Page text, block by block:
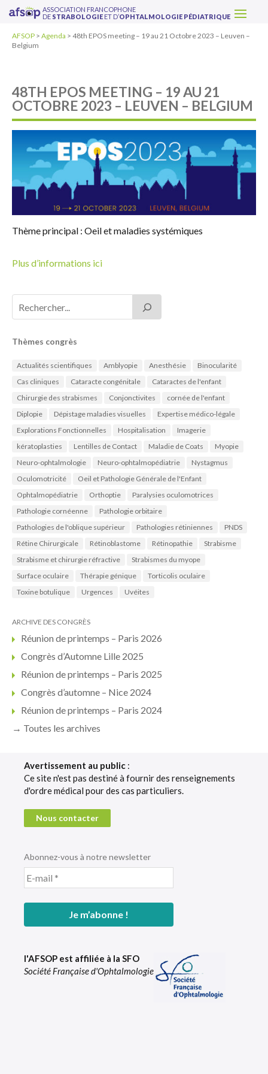
ASSOCIATION FRANCOPHONE
DE STRABOLOGIE ET D’OPHTALMOLOGIE PÉDIATRIQUE
AFSOP > Agenda > 48th EPOS meeting – 19 au 21 Octobre 2023 – Leuven –
Belgium
48TH EPOS MEETING – 19 AU 21
OCTOBRE 2023 – LEUVEN – BELGIUM
Thème principal : Oeil et maladies systémiques
Plus d’informations ici
Thèmes congrès
Actualités scientifiques Amblyopie Anesthésie
Binocularité
Cas cliniques
Cataracte congénitale
Cataractes de l'enfant
Chirurgie des strabismes
Conjonctivites
cornée de l'enfant
Diplopie
Dépistage maladies visuelles
Expertise médico-légale
Explorations Fonctionnelles
Hospitalisation
Imagerie
kératoplasties
Lentilles de Contact Maladie de Coats
Myopie
Neuro-ophtalmologie
Neuro-ophtalmopédiatrie
Nystagmus
Oculomotricité
Oeil et Pathologie Générale de l'Enfant
Ophtalmopédiatrie
Orthoptie
Paralysies oculomotrices
Pathologie cornéenne
Pathologie orbitaire
Pathologies de l'oblique supérieur
Pathologies rétiniennes
PNDS
Rétine Chirurgicale
Rétinoblastome Rétinopathie
Strabisme
Strabisme et chirurgie réfractive
Strabismes du myope
Surface oculaire
Thérapie génique
Torticolis oculaire
Toxine botulique
Urgences Uvéites
ARCHIVE DES CONGRÈS
Réunion de printemps – Paris 2026
Congrès d’Automne Lille 2025
Réunion de printemps – Paris 2025
Congrès d’automne – Nice 2024
Réunion de printemps – Paris 2024
→ Toutes les archives
Avertissement au public :
Ce site n'est pas destiné à fournir des renseignements
d'ordre médical pour des cas particuliers.
Nous contacter
Abonnez-vous à notre newsletter
l'AFSOP est affiliée à la SFO
Société Française d'Ophtalmologie